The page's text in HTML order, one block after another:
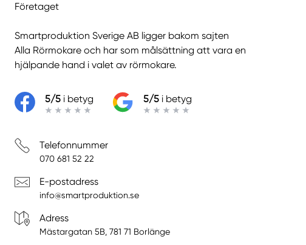
Företaget
Smartproduktion Sverige AB ligger bakom sajten
Alla Rörmokare och har som målsättning att vara en
hjälpande hand i valet av rörmokare.
5/5 i betyg 5/5 i betyg
Telefonnummer
070 681 52 22
E-postadress
info@smartproduktion.se
Adress
Mästargatan 5B, 781 71 Borlänge